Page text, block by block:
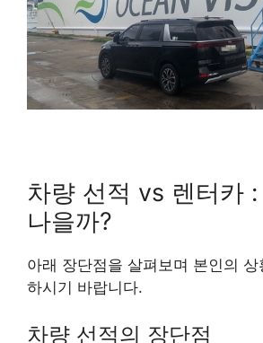
차량 선적 vs 렌터카
나을까?
아래 장단점을 살펴보며 본인의
하시기 바랍니다.
차량 선적의 장단점